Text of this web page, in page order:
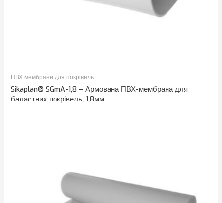
ПВХ мембрани для покрівель
Sikaplan® SGmA-1,8 – Армована ПВХ-мембрана для
баластних покрівель, 1,8мм